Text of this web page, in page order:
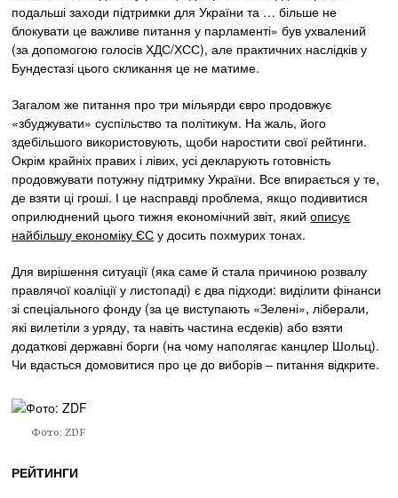
подальші заходи підтримки для України та … більше не
блокувати це важливе питання у парламенті» був ухвалений
(за допомогою голосів ХДС/ХСС), але практичних наслідків у
Бундестазі цього скликання це не матиме.
Загалом же питання про три мільярди євро продовжує
«збуджувати» суспільство та політикум. На жаль, його
здебільшого використовують, щоби наростити свої рейтинги.
Окрім крайніх правих і лівих, усі декларують готовність
продовжувати потужну підтримку України. Все впирається у те,
де взяти ці гроші. І це насправді проблема, якщо подивитися
оприлюднений цього тижня економічний звіт, якийописує
найбільшу економіку ЄС у досить похмурих тонах.
Для вирішення ситуації (яка саме й стала причиною розвалу
правлячої коаліції у листопаді) є два підходи: виділити фінанси
зі спеціального фонду (за це виступають «Зелені», ліберали,
які вилетіли з уряду, та навіть частина есдеків) або взяти
додаткові державні борги (на чому наполягає канцлер Шольц).
Чи вдасться домовитися про це до виборів – питання відкрите.
Фото: ZDF
РЕЙТИНГИ